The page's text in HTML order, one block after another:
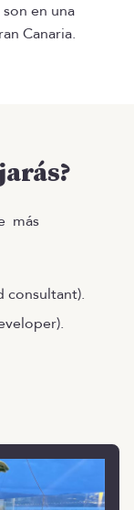
en una
Canaria.
más
consultant).